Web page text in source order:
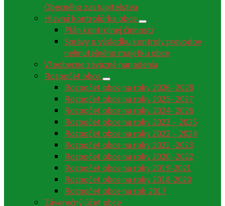
Obecného zastupiteľstva
Hlavná kontrolórka obce
Plán kontrolnej činnosti
Správy o výsledku kontroly prevodov
nehnuteľného majetku obce
Všeobecne záväzné nariadenia
Rozpočet obce
Rozpočet obce na roky 2026- 2028
Rozpočet obce na roky 2025- 2027
Rozpočet obce na roky 2024- 2026
Rozpočet obce na roky 2023 – 2025
Rozpočet obce na roky 2022 – 2024
Rozpočet obce na roky 2021 -2023
Rozpočet obce na roky 2020 -2022
Rozpočet obce na roky 2019-2021
Rozpočet obce na roky 2018-2020
Rozpočet obce na rok 2017
Záverečný účet obce